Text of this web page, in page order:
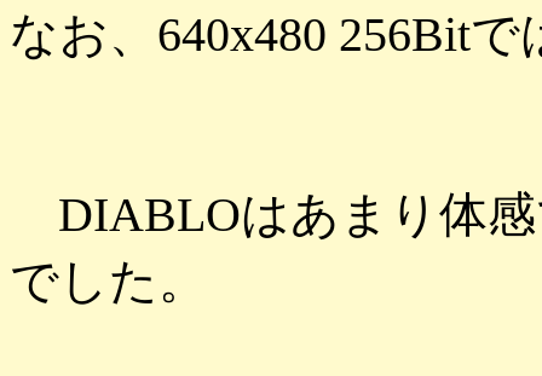
なお、640x480 256Bit
DIABLOはあまり体
でした。